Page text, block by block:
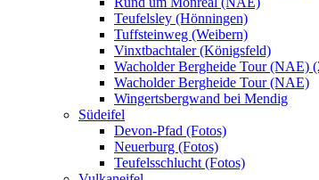
Teufelsley (Hönningen)
Tuffsteinweg (Weibern)
Vinxtbachtaler (Königsfeld)
Wacholder Bergheide Tour (NAE)
Wacholder Bergheide Tour (NAE)
Wingertsbergwand bei Mendig
Südeifel
Devon-Pfad (Fotos)
Neuerburg (Fotos)
Teufelsschlucht (Fotos)